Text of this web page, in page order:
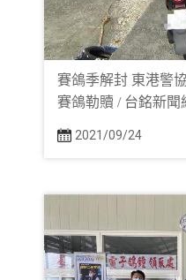
賽鴿季解封 東港警
賽鴿勒贖 / 台銘新聞
2021/09/24